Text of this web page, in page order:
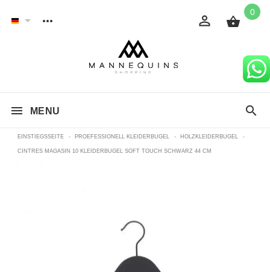
0
MENU
EINSTIEGSSEITE - PROEFESSIONELL KLEIDERBUGEL - HOLZKLEIDERBUGEL -
CINTRES MAGASIN 10 KLEIDERBUGEL SOFT TOUCH SCHWARZ 44 CM